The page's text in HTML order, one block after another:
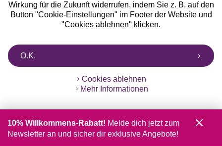
Wirkung für die Zukunft widerrufen, indem Sie z. B. auf den
Button "Cookie-Einstellungen" im Footer der Website und
"Cookies ablehnen" klicken.
O.K.
Cookies ablehnen
Mehr Informationen
10% Willkommens-Rabatt! Melde dich jetzt zum
Newsletter an und sicher dir exklusive Angebote!